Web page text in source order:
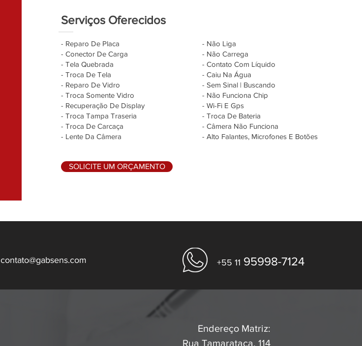
Serviços Oferecidos
- Reparo De Placa
- Conector De Carga
- Tela Quebrada
- Troca De Tela
- Reparo De Vidro
- Troca Somente Vidro
- Recuperação De Display
- Troca Tampa Traseria
- Troca De Carcaça
- Lente Da Câmera
- Não Liga
- Não Carrega
- Contato Com Líquido
- Caiu Na Água
- Sem Sinal | Buscando
- Não Funciona Chip
- Wi-Fi E Gps
- Troca De Bateria
- Câmera Não Funciona
- Alto Falantes, Microfones E Botões
SOLICITE UM ORÇAMENTO
contato@gabsens.com +55 11 95998-7124
Endereço Matriz:
Rua Tamarataca, 114